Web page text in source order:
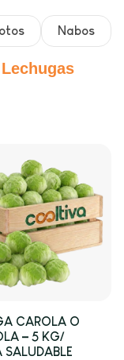
Nabos
CAROLA O
– 5 KG/
SALUDABLE